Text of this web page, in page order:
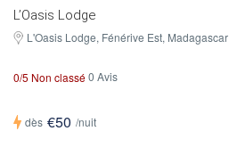
L’Oasis Lodge
L'Oasis Lodge, Fénérive Est, Madagascar
0/5 Non classé0 Avis
dès €50 /nuit